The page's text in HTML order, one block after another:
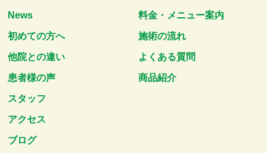
News
初めての方へ
他院との違い
患者様の声
スタッフ
アクセス
ブログ
料金・メニュー案内
施術の流れ
よくある質問
商品紹介